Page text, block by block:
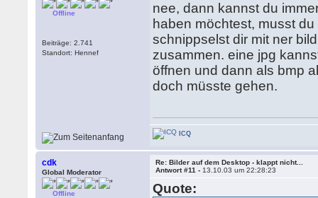
Offline
Beiträge: 2.741
Standort: Hennef
nee, dann kannst du
haben möchtest, musst
schnippselst dir mit ner
zusammen. eine jpg
öffnen und dann als bmp
doch müsste gehen.
ICQ
cdk
Global Moderator
Offline
Re: Bilder auf dem Desktop - klappt nicht...
Antwort #11 - 13.10.03 um 22:28:23
Quote: